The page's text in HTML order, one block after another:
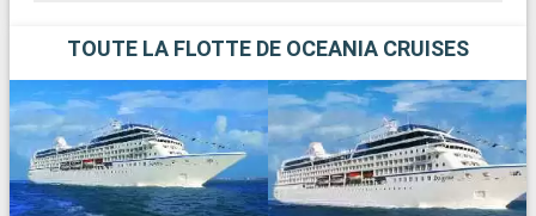
TOUTE LA FLOTTE DE OCEANIA CRUISES